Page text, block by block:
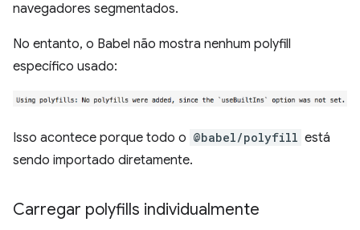
navegadores segmentados.
No entanto, o Babel não mostra nenhum polyfill
específico usado:
Isso acontece porque todo o @babel/polyfill está
sendo importado diretamente.
Carregar polyfills individualmente